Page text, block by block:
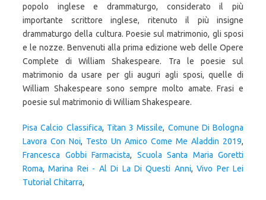
popolo inglese e drammaturgo, considerato il più
importante scrittore inglese, ritenuto il più insigne
drammaturgo della cultura. Poesie sul matrimonio, gli sposi
e le nozze. Benvenuti alla prima edizione web delle Opere
Complete di William Shakespeare. Tra le poesie sul
matrimonio da usare per gli auguri agli sposi, quelle di
William Shakespeare sono sempre molto amate. Frasi e
poesie sul matrimonio di William Shakespeare.
Pisa Calcio Classifica, Titan 3 Missile, Comune Di Bologna
Lavora Con Noi, Testo Un Amico Come Me Aladdin 2019,
Francesca Gobbi Farmacista, Scuola Santa Maria Goretti
Roma,Marina Rei - Al Di La Di Questi Anni,Vivo Per Lei
Tutorial Chitarra,